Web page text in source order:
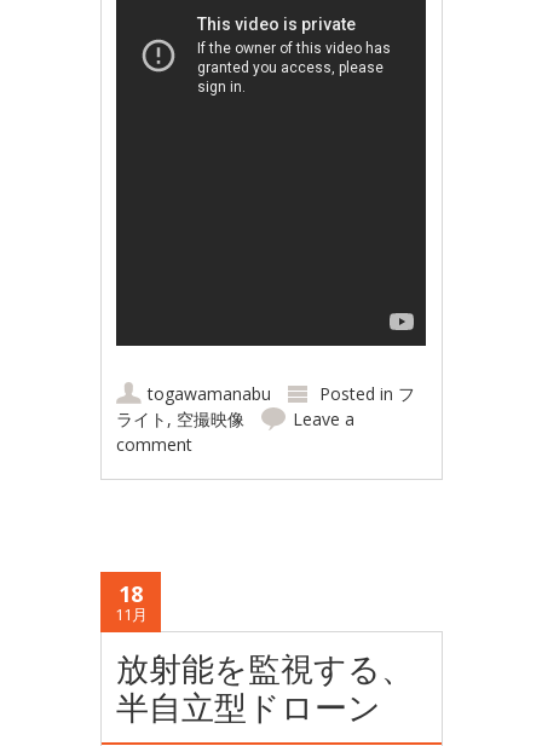
togawamanabu Posted in フ
ライト , 空撮映像
Leave a
comment
18
11月
放射能を監視する、
半自立型ドローン